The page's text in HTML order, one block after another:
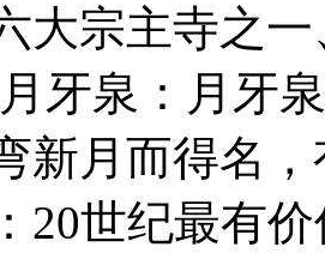
大宗主寺之
牙泉：月牙
新月而得名
20世纪最有